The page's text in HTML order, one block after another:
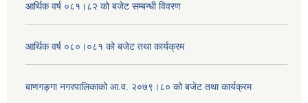
आर्थिक वर्ष ०८१।८२ को बजेट सम्बन्धी विवरण
आर्थिक वर्ष ०८०।०८१ को बजेट तथा कार्यक्रम
बाणगङ्गा नगरपालिकाको आ.व. २०७९।८० को बजेट तथा कार्यक्रम